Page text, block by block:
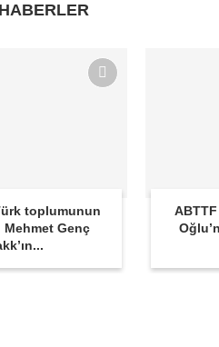
toplumunun
Mehmet Genç